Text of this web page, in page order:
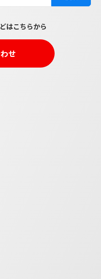
はこちらから
せ